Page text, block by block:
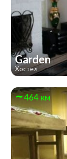
Garden
Хостел
464 км